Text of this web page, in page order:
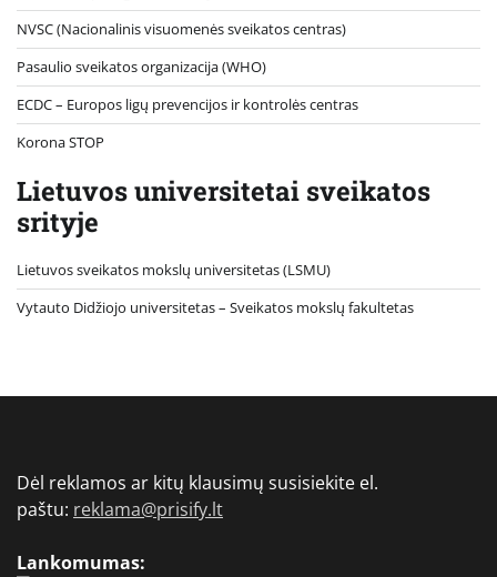
NVSC (Nacionalinis visuomenės sveikatos centras)
Pasaulio sveikatos organizacija (WHO)
ECDC – Europos ligų prevencijos ir kontrolės centras
Korona STOP
Lietuvos universitetai sveikatos
srityje
Lietuvos sveikatos mokslų universitetas (LSMU)
Vytauto Didžiojo universitetas– Sveikatos mokslų fakultetas
Dėl reklamos ar kitų klausimų susisiekite el.
paštu: reklama@prisify.lt
Lankomumas: